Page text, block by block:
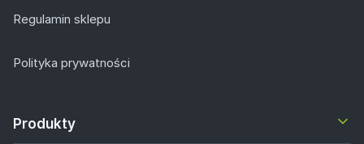
Regulamin sklepu
Polityka prywatności
Produkty